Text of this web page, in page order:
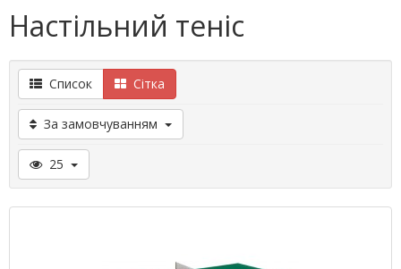
Настільний теніс
Список Сітка
За замовчуванням
25